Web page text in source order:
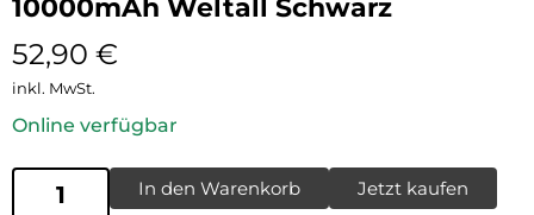
10000mAh Weltall Schwarz
52,90 €
inkl. MwSt.
Online verfügbar
In den Warenkorb Jetzt kaufen